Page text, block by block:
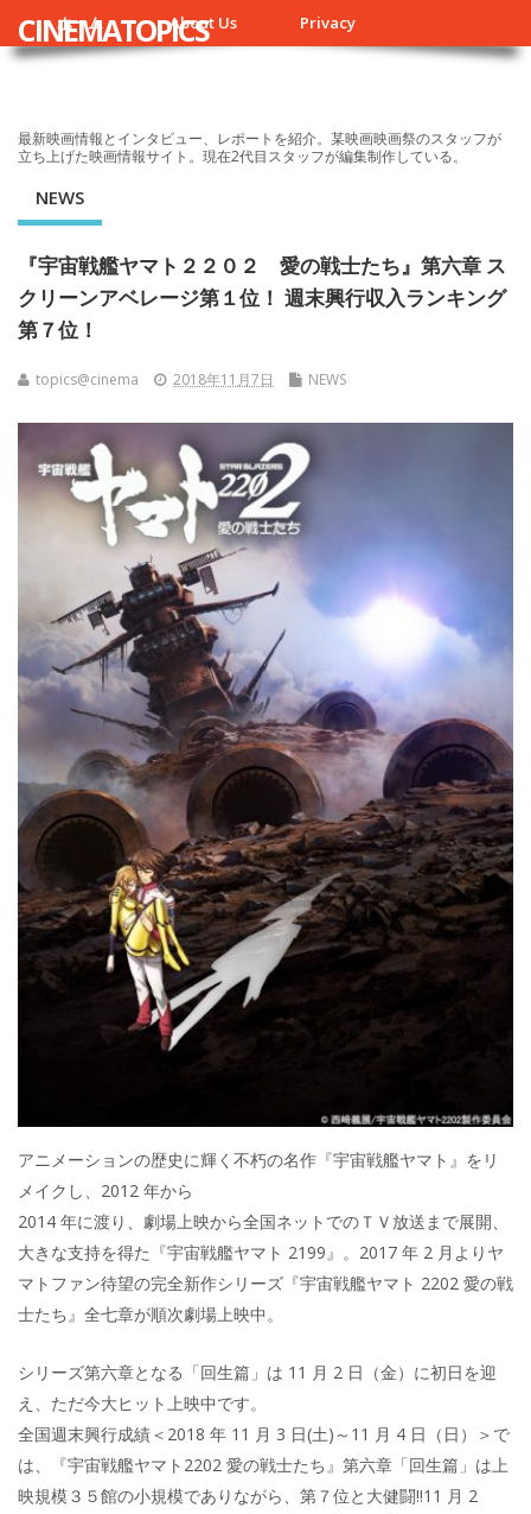
ホーム About Us Privacy
CINEMATOPICS
最新映画情報とインタビュー、レポートを紹介。某映画映画祭のスタッフが
立ち上げた映画情報サイト。現在2代目スタッフが編集制作している。
NEWS
『宇宙戦艦ヤマト２２０２ 愛の戦士たち』第六章 ス
クリーンアベレージ第１位！ 週末興行収入ランキング
第７位！
topics@cinema 2018年11月7日 NEWS
アニメーションの歴史に輝く不朽の名作『宇宙戦艦ヤマト』をリ
メイクし、2012 年から
2014 年に渡り、劇場上映から全国ネットでのＴＶ放送まで展開、
大きな支持を得た『宇宙戦艦ヤマト 2199』。2017 年 2 月よりヤ
マトファン待望の完全新作シリーズ『宇宙戦艦ヤマト 2202 愛の戦
士たち』全七章が順次劇場上映中。
シリーズ第六章となる「回生篇」は 11 月 2 日（金）に初日を迎
え、ただ今大ヒット上映中です。
全国週末興行成績＜2018 年 11 月 3 日(土)～11 月 4 日（日）＞で
は、『宇宙戦艦ヤマト2202 愛の戦士たち』第六章「回生篇」は上
映規模３５館の小規模でありながら、第７位と大健闘‼11 月 2